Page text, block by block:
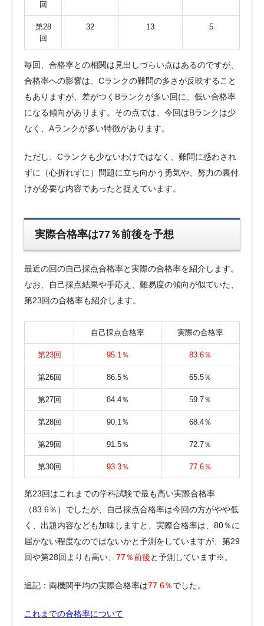
回
第28
回
32 13 5
毎回、合格率との相関は見出しづらい点はあるのですが、
合格率への影響は、Cランクの難問の多さが反映すること
もありますが、差がつくBランクが多い回に、低い合格率
になる傾向があります。その点では、今回はBランクは少
なく、Aランクが多い特徴があります。
ただし、Cランクも少ないわけではなく、難問に惑わされ
ずに（心折れずに）問題に立ち向かう勇気や、努力の裏付
けが必要な内容であったと捉えています。
実際合格率は77％前後を予想
最近の回の自己採点合格率と実際の合格率を紹介します。
なお、自己採点結果や手応え、難易度の傾向が似ていた、
第23回の合格率も紹介します。
自己採点合格率 実際の合格率
第23回 95.1％ 83.6％
第26回 86.5％ 65.5％
第27回 84.4％ 59.7％
第28回 90.1％ 68.4％
第29回 91.5％ 72.7％
第30回 93.3％ 77.6％
第23回はこれまでの学科試験で最も高い実際合格率
（83.6％）でしたが、自己採点合格率は今回の方がやや低
く、出題内容なども加味しますと、実際合格率は、80％に
届かない程度なのではないかと予測をしていますが、第29
回や第28回よりも高い、 77％前後と予測しています※。
追記：両機関平均の実際合格率は77.6％でした。
これまでの合格率について